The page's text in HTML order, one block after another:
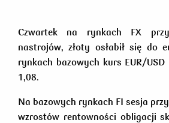
Newsletter
800 302 302
Czwartek na rynkach FX
nastrojów, złoty osłabił się do
rynkach bazowych kurs EUR/USD
1,08.
Na bazowych rynkach FI sesja
wzrostów rentowności obligacji